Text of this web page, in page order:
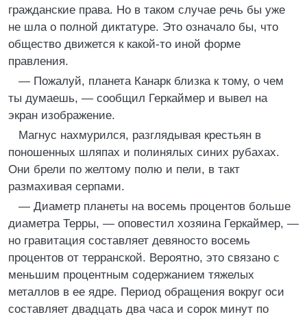
гражданские права. Но в таком случае речь бы уже
не шла о полной диктатуре. Это означало бы, что
общество движется к какой-то иной форме
правления.
— Пожалуй, планета Канарк близка к тому, о чем
ты думаешь, — сообщил Геркаймер и вывел на
экран изображение.
Магнус нахмурился, разглядывая крестьян в
поношенных шляпах и полинялых синих рубахах.
Они брели по желтому полю и пели, в такт
размахивая серпами.
— Диаметр планеты на восемь процентов больше
диаметра Терры, — оповестил хозяина Геркаймер, —
но гравитация составляет девяносто восемь
процентов от терранской. Вероятно, это связано с
меньшим процентным содержанием тяжелых
металлов в ее ядре. Период обращения вокруг оси
составляет двадцать два часа и сорок минут по